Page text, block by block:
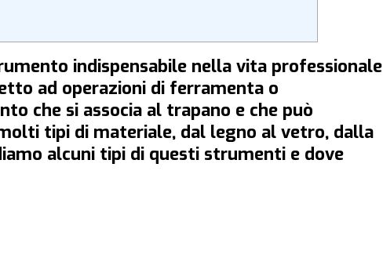
indispensabile nella vita professionale
ad operazioni di ferramenta o
che si associa al trapano e che può
tipi di materiale, dal legno al vetro, dalla
alcuni tipi di questi strumenti e dove